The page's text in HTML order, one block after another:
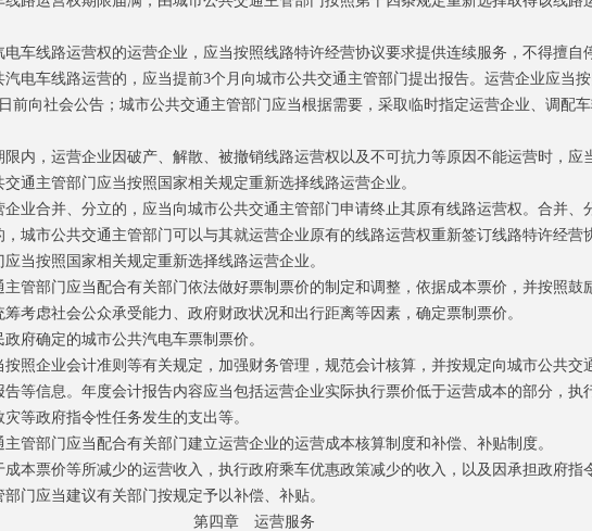
线路运营权的运营企业，应当按照线路特许经营协议要求提供连续服务，不得擅自
车线路运营的，应当提前3个月向城市公共交通主管部门提出报告。运营企业应当
前向社会公告；城市公共交通主管部门应当根据需要，采取临时指定运营企业、调配
，运营企业因破产、解散、被撤销线路运营权以及不可抗力等原因不能运营时，应
通主管部门应当按照国家相关规定重新选择线路运营企业。
合并、分立的，应当向城市公共交通主管部门申请终止其原有线路运营权。合并、
城市公共交通主管部门可以与其就运营企业原有的线路运营权重新签订线路特许经营
当按照国家相关规定重新选择线路运营企业。
部门应当配合有关部门依法做好票制票价的制定和调整，依据成本票价，并按照鼓
考虑社会公众承受能力、政府财政状况和出行距离等因素，确定票制票价。
确定的城市公共汽电车票制票价。
企业会计准则等有关规定，加强财务管理，规范会计核算，并按规定向城市公共交
等信息。年度会计报告内容应当包括运营企业实际执行票价低于运营成本的部分，执
等政府指令性任务发生的支出等。
部门应当配合有关部门建立运营企业的运营成本核算制度和补偿、补贴制度。
票价等所减少的运营收入，执行政府乘车优惠政策减少的收入，以及因承担政府指
门应当建议有关部门按规定予以补偿、补贴。
第四章 运营服务